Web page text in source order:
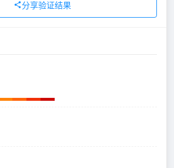
分享验证结果